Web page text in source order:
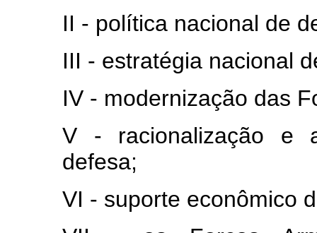
II - política nacional de
III - estratégia nacional
IV - modernização das
V - racionalização e
defesa;
VI - suporte econômico